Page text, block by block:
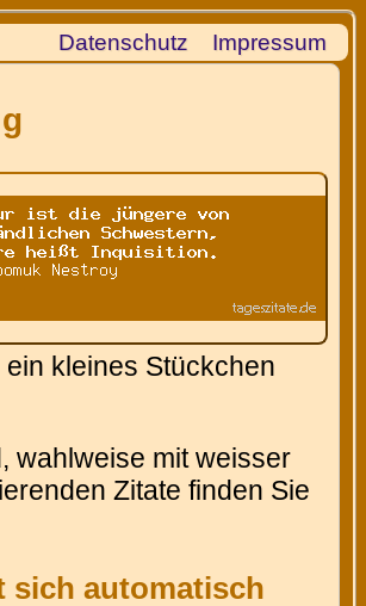
Datenschutz Impressum
kleines Stückchen
wahlweise mit weisser
Zitate finden Sie
sich automatisch